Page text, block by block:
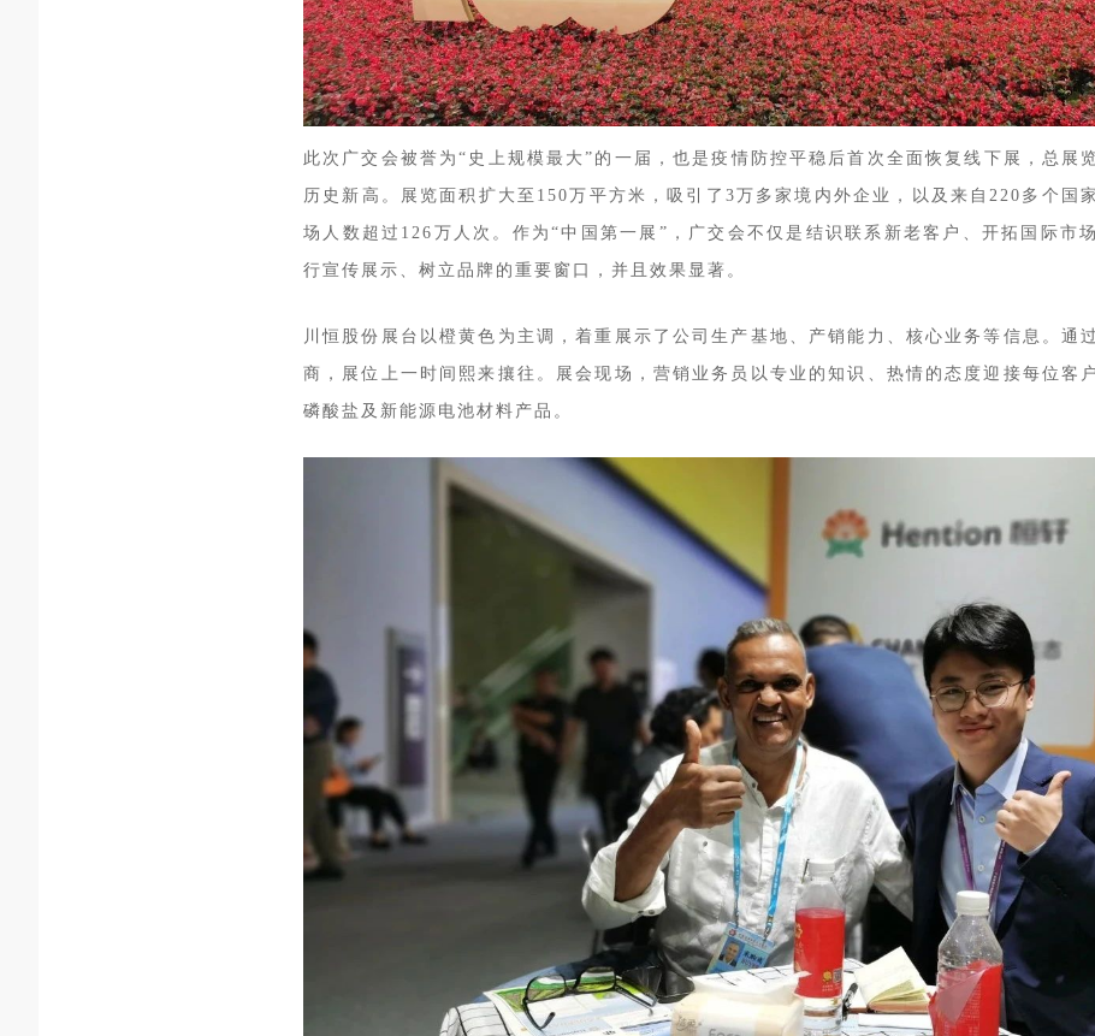
此次广交会被誉为“史上规模最大”的一届，也是疫情防控平稳后首次全面恢复线下展，总展
历史新高。展览面积扩大至150万平方米，吸引了3万多家境内外企业，以及来自220多个国
场人数超过126万人次。作为“中国第一展”，广交会不仅是结识联系新老客户、开拓国际市
行宣传展示、树立品牌的重要窗口，并且效果显著。
川恒股份展台以橙黄色为主调，着重展示了公司生产基地、产销能力、核心业务等信息。通
商，展位上一时间熙来攘往。展会现场，营销业务员以专业的知识、热情的态度迎接每位客
磷酸盐及新能源电池材料产品。